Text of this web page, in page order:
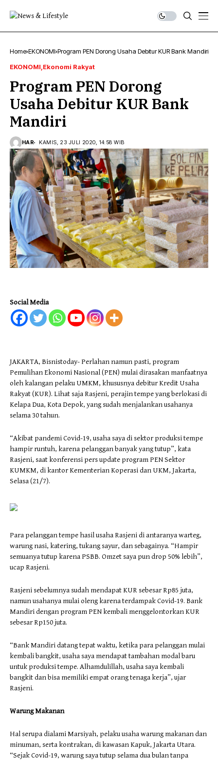
Home EKONOMI Program PEN Dorong Usaha Debitur KUR Bank Mandiri
EKONOMI Ekonomi Rakyat
Program PEN Dorong
Usaha Debitur KUR Bank
Mandiri
HAR KAMIS, 23 JULI 2020, 14:58 WIB
Social Media
JAKARTA, Bisnistoday- Perlahan namun pasti, program
Pemulihan Ekonomi Nasional (PEN) mulai dirasakan manfaatnya
oleh kalangan pelaku UMKM, khususnya debitur Kredit Usaha
Rakyat (KUR). Lihat saja Rasjeni, perajin tempe yang berlokasi di
Kelapa Dua, Kota Depok, yang sudah menjalankan usahanya
selama 30 tahun.
“Akibat pandemi Covid-19, usaha saya di sektor produksi tempe
hampir runtuh, karena pelanggan banyak yang tutup”, kata
Rasjeni, saat konferensi pers update program PEN Sektor
KUMKM, di kantor Kementerian Koperasi dan UKM, Jakarta,
Selasa (21/7).
Para pelanggan tempe hasil usaha Rasjeni di antaranya warteg,
warung nasi, katering, tukang sayur, dan sebagainya. “Hampir
semuanya tutup karena PSBB. Omzet saya pun drop 50% lebih”,
ucap Rasjeni.
Rasjeni sebelumnya sudah mendapat KUR sebesar Rp85 juta,
namun usahanya mulai oleng karena terdampak Covid-19. Bank
Mandiri dengan program PEN kembali menggelontorkan KUR
sebesar Rp150 juta.
“Bank Mandiri datang tepat waktu, ketika para pelanggan mulai
kembali bangkit, usaha saya mendapat tambahan modal baru
untuk produksi tempe. Alhamdulillah, usaha saya kembali
bangkit dan bisa memiliki empat orang tenaga kerja”, ujar
Rasjeni.
Warung Makanan
Hal serupa dialami Marsiyah, pelaku usaha warung makanan dan
minuman, serta kontrakan, di kawasan Kapuk, Jakarta Utara.
“Sejak Covid-19, warung saya tutup selama dua bulan tanpa